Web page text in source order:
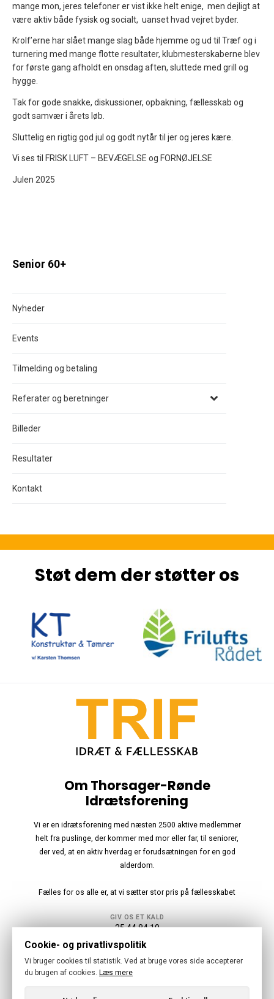
mange mon, jeres telefoner er vist ikke helt enige, men dejligt at
være aktiv både fysisk og socialt, uanset hvad vejret byder.
Krolf’erne har slået mange slag både hjemme og ud til Træf og i
turnering med mange flotte resultater, klubmesterskaberne blev
for første gang afholdt en onsdag aften, sluttede med grill og
hygge.
Tak for gode snakke, diskussioner, opbakning, fællesskab og
godt samvær i årets løb.
Sluttelig en rigtig god jul og godt nytår til jer og jeres kære.
Vi ses til FRISK LUFT – BEVÆGELSE og FORNØJELSE
Julen 2025
Senior 60+
Nyheder
Events
Tilmelding og betaling
Referater og beretninger
Billeder
Resultater
Kontakt
Støt dem der støtter os
Om Thorsager-Rønde
Idrætsforening
Vi er en idrætsforening med næsten 2500 aktive medlemmer
helt fra puslinge, der kommer med mor eller far, til seniorer,
der ved, at en aktiv hverdag er forudsætningen for en god
alderdom.
Fælles for os alle er, at vi sætter stor pris på fællesskabet
GIV OS ET KALD
25 44 84 10
Følg os
Cookie- og privatlivspolitik
Vi bruger cookies til statistik. Ved at bruge vores side accepterer
du brugen af cookies. Læs mere